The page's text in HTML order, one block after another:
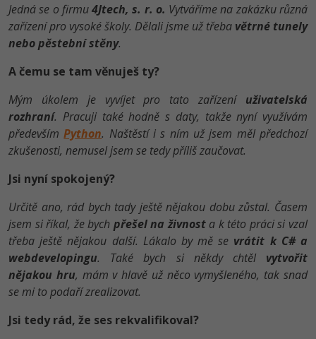
Jedná se o firmu4Jtech, s. r. o. Vytváříme na zakázku různá
zařízení pro vysoké školy. Dělali jsme už třeba větrné tunely
nebo pěstební stěny.
A čemu se tam věnuješ ty?
Mým úkolem je vyvíjet pro tato zařízení uživatelská
rozhraní. Pracuji také hodně s daty, takže nyní využívám
předevšímPython. Naštěstí i s ním už jsem měl předchozí
zkušenosti, nemusel jsem se tedy příliš zaučovat.
Jsi nyní spokojený?
Určitě ano, rád bych tady ještě nějakou dobu zůstal. Časem
jsem si říkal, že bych přešel na živnosta k této práci si vzal
třeba ještě nějakou další. Lákalo by mě se vrátit k C# a
webdevelopingu. Také bych si někdy chtěl vytvořit
nějakou hru, mám v hlavě už něco vymyšleného, tak snad
se mi to podaří zrealizovat.
Jsi tedy rád, že ses rekvalifikoval?